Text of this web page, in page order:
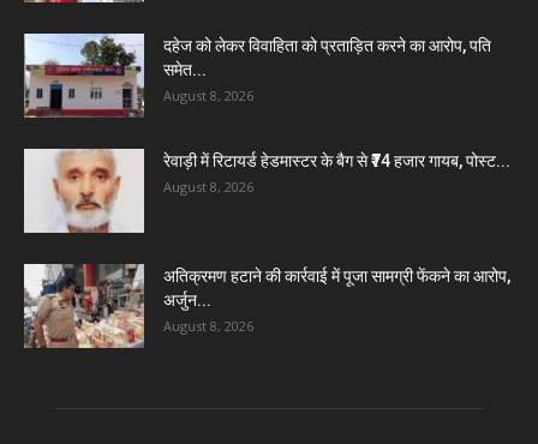
दहेज को लेकर विवाहिता को प्रताड़ित करने का आरोप, पति
समेत...
August 8, 2026
रेवाड़ी में रिटायर्ड हेडमास्टर के बैग से ₹74 हजार गायब, पोस्ट...
August 8, 2026
अतिक्रमण हटाने की कार्रवाई में पूजा सामग्री फेंकने का आरोप,
अर्जुन...
August 8, 2026